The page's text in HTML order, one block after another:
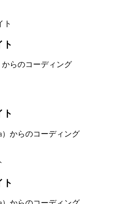
ト
らのコーディング
ト
）からのコーディング
ト